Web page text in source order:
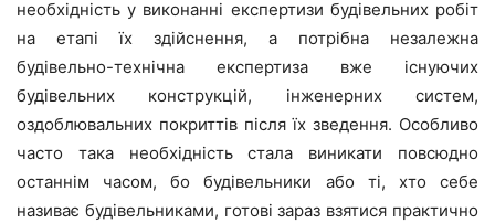
необхідність у виконанні експертизи будівельних робіт
на етапі їх здійснення, а потрібна незалежна
будівельно-технічна експертиза вже існуючих
будівельних конструкцій, інженерних систем,
оздоблювальних покриттів після їх зведення. Особливо
часто така необхідність стала виникати повсюдно
останнім часом, бо будівельники або ті, хто себе
називає будівельниками, готові зараз взятися практично